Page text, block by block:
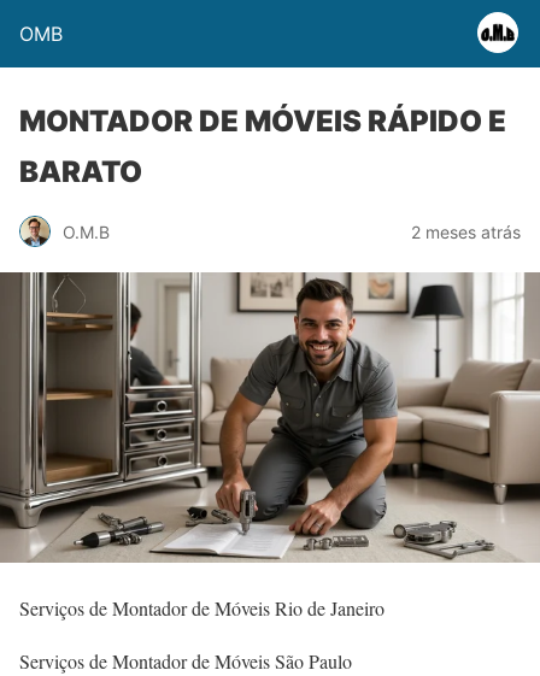
OMB
MONTADOR DE MÓVEIS RÁPIDO E
BARATO
O.M.B 2 meses atrás
Serviços de Montador de Móveis Rio de Janeiro
Serviços de Montador de Móveis São Paulo